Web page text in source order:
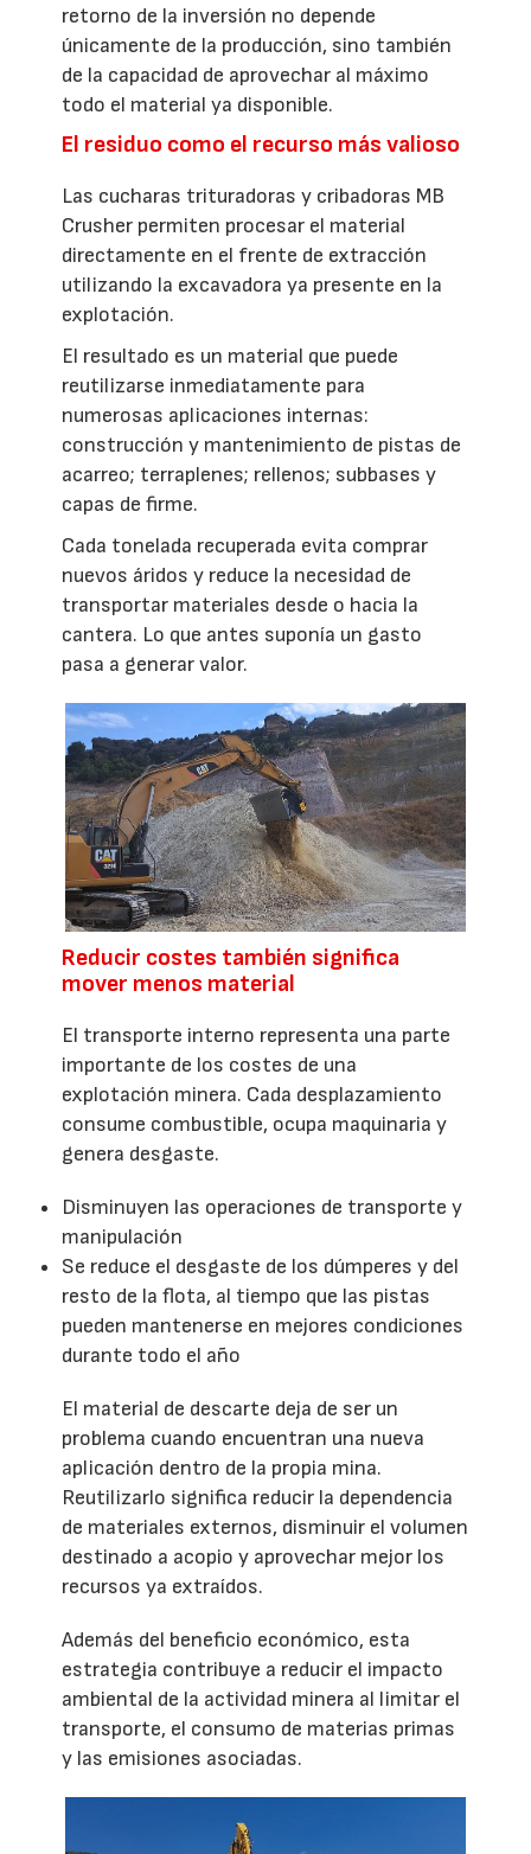
retorno de la inversión no depende
únicamente de la producción, sino también
de la capacidad de aprovechar al máximo
todo el material ya disponible.
El residuo como el recurso más valioso
Las cucharas trituradoras y cribadoras MB
Crusher permiten procesar el material
directamente en el frente de extracción
utilizando la excavadora ya presente en la
explotación.
El resultado es un material que puede
reutilizarse inmediatamente para
numerosas aplicaciones internas:
construcción y mantenimiento de pistas de
acarreo; terraplenes; rellenos; subbases y
capas de firme.
Cada tonelada recuperada evita comprar
nuevos áridos y reduce la necesidad de
transportar materiales desde o hacia la
cantera. Lo que antes suponía un gasto
pasa a generar valor.
Reducir costes también significa
mover menos material
El transporte interno representa una parte
importante de los costes de una
explotación minera. Cada desplazamiento
consume combustible, ocupa maquinaria y
genera desgaste.
Disminuyen las operaciones de transporte y
manipulación
Se reduce el desgaste de los dúmperes y del
resto de la flota, al tiempo que las pistas
pueden mantenerse en mejores condiciones
durante todo el año
El material de descarte deja de ser un
problema cuando encuentran una nueva
aplicación dentro de la propia mina.
Reutilizarlo significa reducir la dependencia
de materiales externos, disminuir el volumen
destinado a acopio y aprovechar mejor los
recursos ya extraídos.
Además del beneficio económico, esta
estrategia contribuye a reducir el impacto
ambiental de la actividad minera al limitar el
transporte, el consumo de materias primas
y las emisiones asociadas.